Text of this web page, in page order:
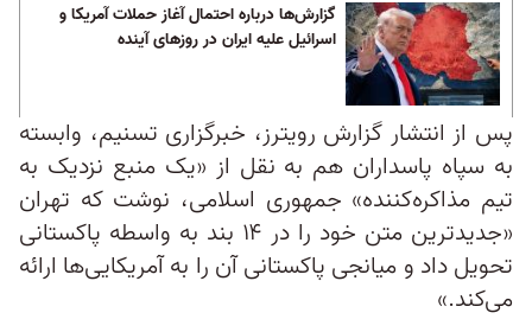
گزارش‌ها درباره احتمال آغاز حملات آمریکا و
اسرائیل علیه ایران در روزهای آینده
پس از انتشار گزارش رویترز، خبرگزاری تسنیم، وابسته
به سپاه پاسداران هم به نقل از «یک منبع نزدیک به
تیم مذاکره‌کننده» جمهوری اسلامی، نوشت که تهران
«جدیدترین متن خود را در ۱۴ بند به واسطه پاکستانی
تحویل داد و میانجی پاکستانی آن را به آمریکایی‌ها ارائه
می‌کند.»